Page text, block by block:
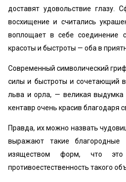
доставят удовольствие глазу.
восхищение и считались
воплощает в себе соединение
красоты и быстроты — оба в
Современный символический
силы и быстроты и сочетающий
льва и орла, — великая выдумка
кентавр очень красив благодаря
Правда, их можно назвать
выражают такие
изяществом форм, что это
противоестественность такого